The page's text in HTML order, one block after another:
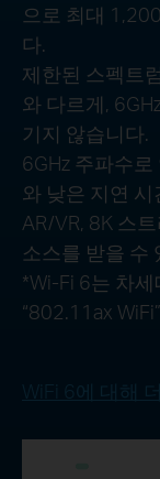
으로 최대
다.
제한된 스펙트
와 다르게,
기지 않습니다.
6GHz 주파수
와 낮은 지연
AR/VR, 8K 스
소스를 받을 수
*Wi-Fi 6는 차세
“802.11ax
WiFi 6에 대해